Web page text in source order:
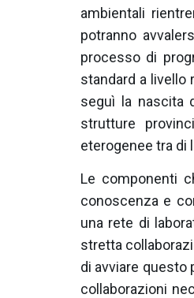
ambientali
potranno
processo di
standard a livello
seguì la nascita
strutture
eterogenee tra di
Le componenti
conoscenza e
una rete di
stretta
di avviare questo
collaborazioni